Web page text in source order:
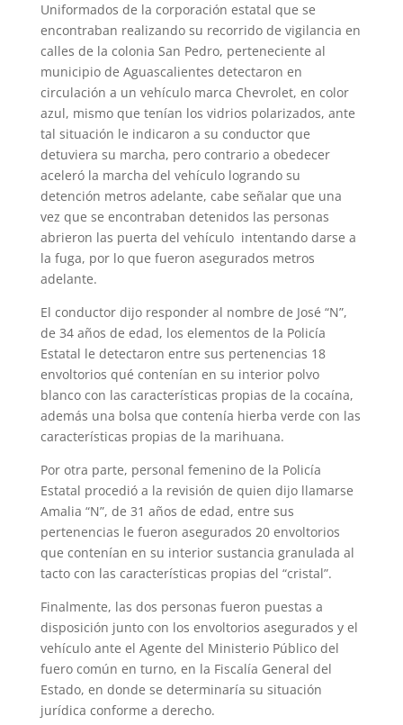
Uniformados de la corporación estatal que se
encontraban realizando su recorrido de vigilancia en
calles de la colonia San Pedro, perteneciente al
municipio de Aguascalientes detectaron en
circulación a un vehículo marca Chevrolet, en color
azul, mismo que tenían los vidrios polarizados, ante
tal situación le indicaron a su conductor que
detuviera su marcha, pero contrario a obedecer
aceleró la marcha del vehículo logrando su
detención metros adelante, cabe señalar que una
vez que se encontraban detenidos las personas
abrieron las puerta del vehículo intentando darse a
la fuga, por lo que fueron asegurados metros
adelante.
El conductor dijo responder al nombre de José “N”,
de 34 años de edad, los elementos de la Policía
Estatal le detectaron entre sus pertenencias 18
envoltorios qué contenían en su interior polvo
blanco con las características propias de la cocaína,
además una bolsa que contenía hierba verde con las
características propias de la marihuana.
Por otra parte, personal femenino de la Policía
Estatal procedió a la revisión de quien dijo llamarse
Amalia “N”, de 31 años de edad, entre sus
pertenencias le fueron asegurados 20 envoltorios
que contenían en su interior sustancia granulada al
tacto con las características propias del “cristal”.
Finalmente, las dos personas fueron puestas a
disposición junto con los envoltorios asegurados y el
vehículo ante el Agente del Ministerio Público del
fuero común en turno, en la Fiscalía General del
Estado, en donde se determinaría su situación
jurídica conforme a derecho.